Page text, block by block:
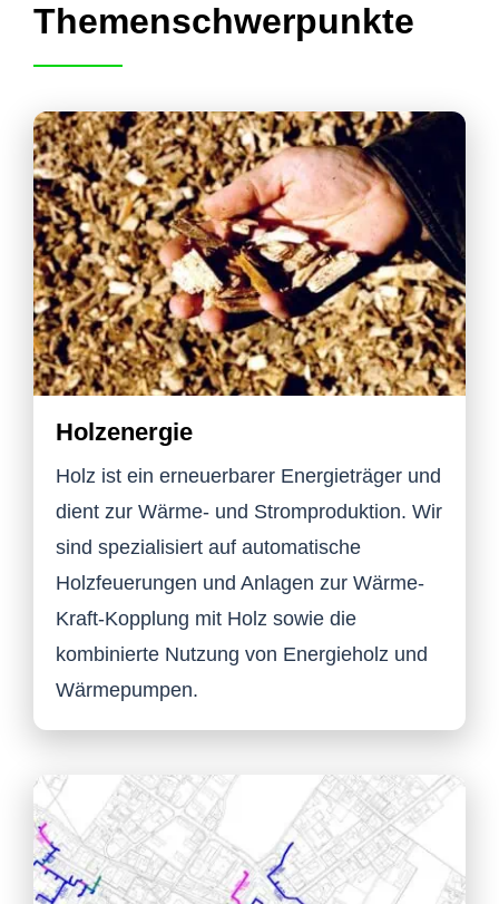
Themenschwerpunkte
Holzenergie
Holz ist ein erneuerbarer Energieträger und
dient zur Wärme- und Stromproduktion. Wir
sind spezialisiert auf automatische
Holzfeuerungen und Anlagen zur Wärme-
Kraft-Kopplung mit Holz sowie die
kombinierte Nutzung von Energieholz und
Wärmepumpen.